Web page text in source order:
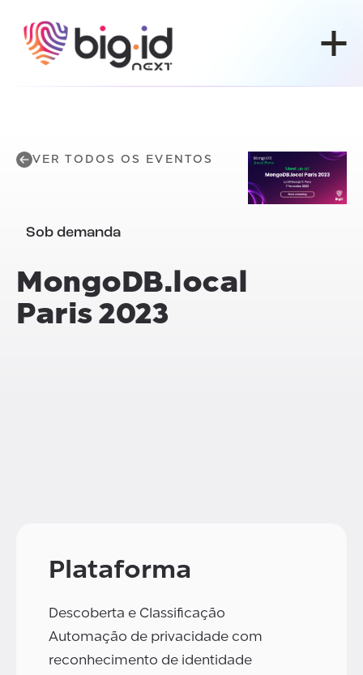
VER TODOS OS EVENTOS
Sob demanda
MongoDB.local
Paris 2023
Plataforma
Descoberta e Classificação
Automação de privacidade com
reconhecimento de identidade